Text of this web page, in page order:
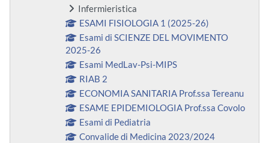
Infermieristica
ESAMI FISIOLOGIA 1 (2025-26)
Esami di SCIENZE DEL MOVIMENTO
2025-26
Esami MedLav-Psi-MIPS
RIAB 2
ECONOMIA SANITARIA Prof.ssa Tereanu
ESAME EPIDEMIOLOGIA Prof.ssa Covolo
Esami di Pediatria
Convalide di Medicina 2023/2024